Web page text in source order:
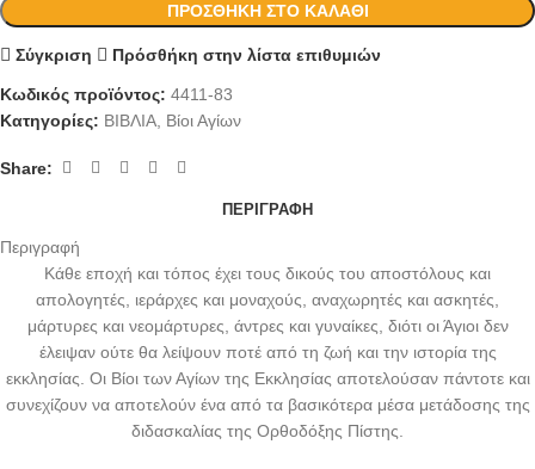
ΠΡΟΣΘΉΚΗ ΣΤΟ ΚΑΛΆΘΙ
Σύγκριση Πρόσθήκη στην λίστα επιθυμιών
Κωδικός προϊόντος: 4411-83
Κατηγορίες: ΒΙΒΛΙΑ, Βίοι Αγίων
Share:
ΠΕΡΙΓΡΑΦΉ
Περιγραφή
Κάθε εποχή και τόπος έχει τους δικούς του αποστόλους και
απολογητές, ιεράρχες και μοναχούς, αναχωρητές και ασκητές,
μάρτυρες και νεομάρτυρες, άντρες και γυναίκες, διότι οι Άγιοι δεν
έλειψαν ούτε θα λείψουν ποτέ από τη ζωή και την ιστορία της
εκκλησίας. Οι Βίοι των Αγίων της Εκκλησίας αποτελούσαν πάντοτε και
συνεχίζουν να αποτελούν ένα από τα βασικότερα μέσα μετάδοσης της
διδασκαλίας της Ορθοδόξης Πίστης.